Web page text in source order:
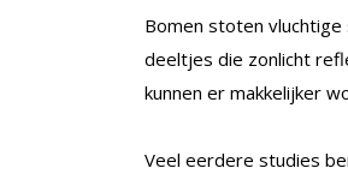
Bomen stoten
deeltjes die zonlicht
kunnen er makkelijker
Veel eerdere studies